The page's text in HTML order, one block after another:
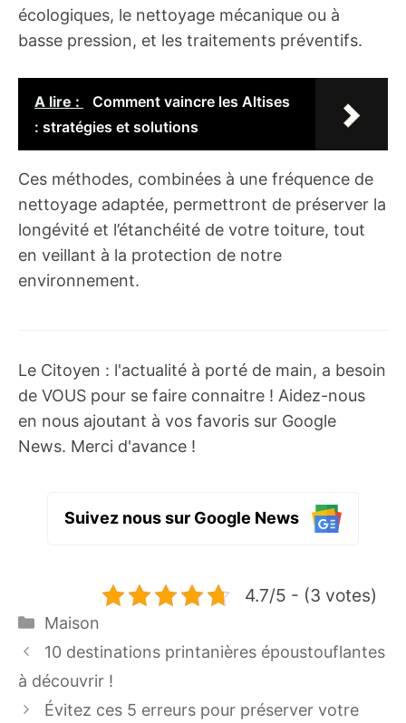
écologiques, le nettoyage mécanique ou à
basse pression, et les traitements préventifs.
A lire :
Comment vaincre les Altises
: stratégies et solutions
Ces méthodes, combinées à une fréquence de
nettoyage adaptée, permettront de préserver la
longévité et l’étanchéité de votre toiture, tout
en veillant à la protection de notre
environnement.
Le Citoyen : l'actualité à porté de main, a besoin
de VOUS pour se faire connaitre ! Aidez-nous
en nous ajoutant à vos favoris sur Google
News. Merci d'avance !
Suivez nous sur Google News
4.7/5 - (3 votes)
Catégories
Maison
10 destinations printanières époustouflantes
à découvrir !
Évitez ces 5 erreurs pour préserver votre